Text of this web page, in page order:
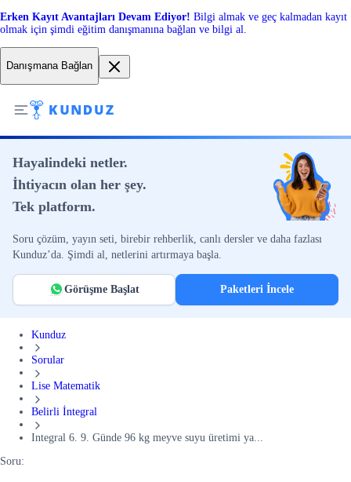
Erken Kayıt Avantajları Devam Ediyor! Bilgi almak ve geç kalmadan kayıt
olmak için şimdi eğitim danışmanına bağlan ve bilgi al.
Danışmana Bağlan
Hayalindeki netler.
İhtiyacın olan her şey.
Tek platform.
Soru çözüm, yayın seti, birebir rehberlik, canlı dersler ve daha fazlası
Kunduz’da. Şimdi al, netlerini artırmaya başla.
Görüşme Başlat Paketleri İncele
Kunduz
Sorular
Lise Matematik
Belirli İntegral
Integral 6. 9. Günde 96 kg meyve suyu üretimi ya...
Soru: